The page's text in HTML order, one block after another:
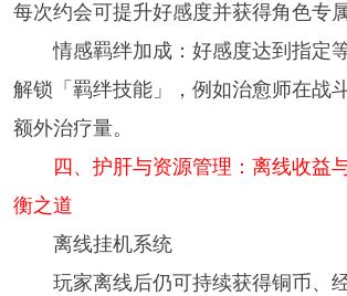
每次约会可提升好感度并获得角色专属
情感羁绊加成：好感度达到指定
解锁「羁绊技能」，例如治愈师在战
额外治疗量。
四、护肝与资源管理：离线收益
衡之道
离线挂机系统
玩家离线后仍可持续获得铜币、